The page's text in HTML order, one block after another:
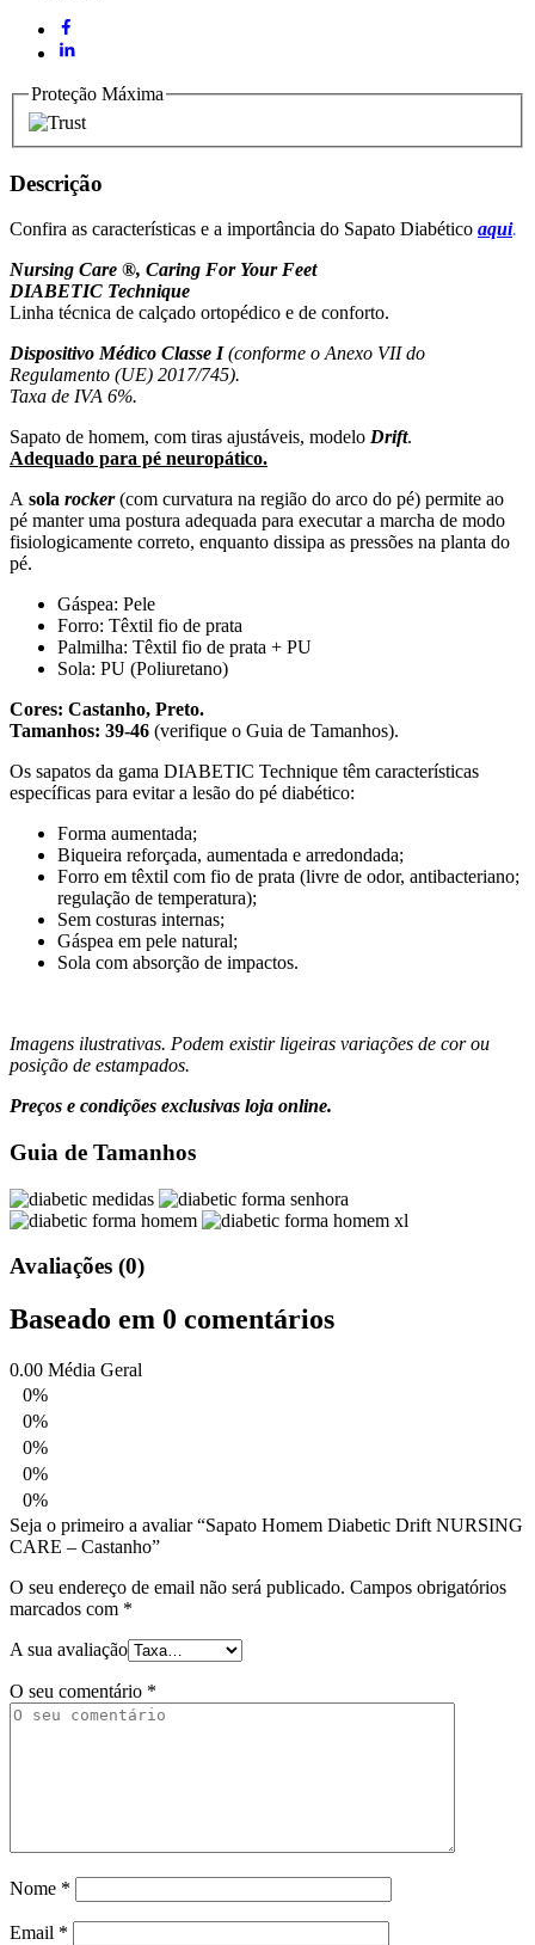
Castanho
quantidade
Proteção Máxima
Descrição
Confira as características e a importância do Sapato Diabético aqui.
Nursing Care ®, Caring For Your Feet
DIABETIC Technique
Linha técnica de calçado ortopédico e de conforto.
Dispositivo Médico Classe I(conforme o Anexo VII do
Regulamento (UE) 2017/745).
Taxa de IVA 6%.
Sapato de homem, com tiras ajustáveis, modelo Drift.
Adequado para pé neuropático.
A sola rocker(com curvatura na região do arco do pé) permite ao
pé manter uma postura adequada para executar a marcha de modo
fisiologicamente correto, enquanto dissipa as pressões na planta do
pé.
Gáspea: Pele
Forro: Têxtil fio de prata
Palmilha: Têxtil fio de prata + PU
Sola: PU (Poliuretano)
Cores: Castanho, Preto.
Tamanhos: 39-46 (verifique o Guia de Tamanhos).
Os sapatos da gama DIABETIC Technique têm características
específicas para evitar a lesão do pé diabético:
Forma aumentada;
Biqueira reforçada, aumentada e arredondada;
Forro em têxtil com fio de prata (livre de odor, antibacteriano;
regulação de temperatura);
Sem costuras internas;
Gáspea em pele natural;
Sola com absorção de impactos.
Imagens ilustrativas. Podem existir ligeiras variações de cor ou
posição de estampados.
Preços e condições exclusivas loja online.
Guia de Tamanhos
Avaliações (0)
Baseado em 0 comentários
0.00 Média Geral
0%
0%
0%
0%
0%
Seja o primeiro a avaliar “Sapato Homem Diabetic Drift NURSING
CARE – Castanho”
O seu endereço de email não será publicado. Campos obrigatórios
marcados com *
A sua avaliação
O seu comentário *
Nome *
Email *